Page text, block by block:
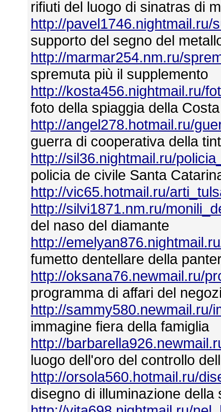
rifiuti del luogo di sinatras di
http://pavel1746.nightmail.ru/
supporto del segno del
http://marmar254.nm.ru/
spremuta più il supplemento
http://kosta456.nightmail.ru/
foto della spiaggia della
http://angel278.hotmail.ru/
guerra di cooperativa della
http://sil36.nightmail.ru/
policia de civile Santa
http://vic65.hotmail.ru/
http://silvi1871.nm.ru/
del naso del diamante
http://
fumetto dentellare della
http://oksana76.newmail.ru/
programma di affari del
http://sammy580.newmail.ru/
immagine fiera della famiglia
http://
luogo dell'oro del controllo
http://orsola560.hotmail.ru/
disegno di illuminazione della